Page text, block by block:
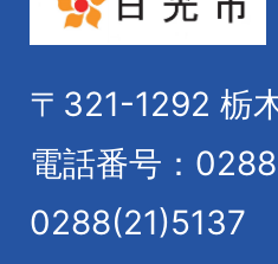
〒321-1292 栃
電話番号：
0288(21)5137